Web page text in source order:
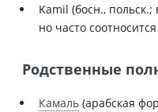
Kamil (босн.,
но часто
Родственные
Камаль (арабская